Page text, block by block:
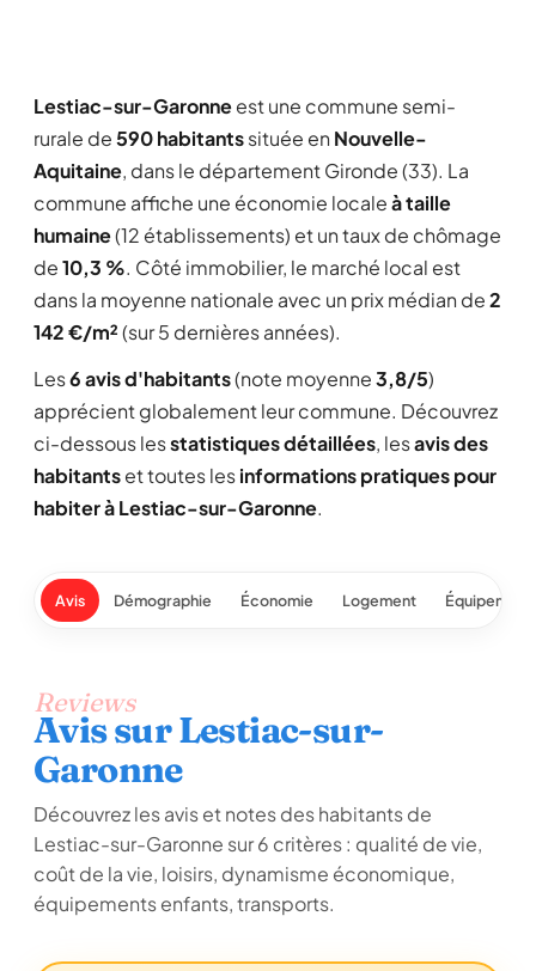
Lestiac-sur-Garonneest une commune semi-
rurale de590 habitantssituée en Nouvelle-
Aquitaine, dans le département Gironde (33). La
commune affiche une économie localeà taille
humaine(12 établissements) et un taux de chômage
de10,3 %. Côté immobilier, le marché local est
dans la moyenne nationale avec un prix médian de2
142 €/m²(sur 5 dernières années).
Les6 avis d'habitants(note moyenne3,8/5)
apprécient globalement leur commune. Découvrez
ci-dessous lesstatistiques détaillées, lesavis des
habitantset toutes lesinformations pratiques pour
habiter à Lestiac-sur-Garonne.
Avis Démographie Économie Logement
Reviews
Avis sur Lestiac-sur-
Garonne
Découvrez les avis et notes des habitants de
Lestiac-sur-Garonne sur 6 critères : qualité de vie,
coût de la vie, loisirs, dynamisme économique,
équipements enfants, transports.